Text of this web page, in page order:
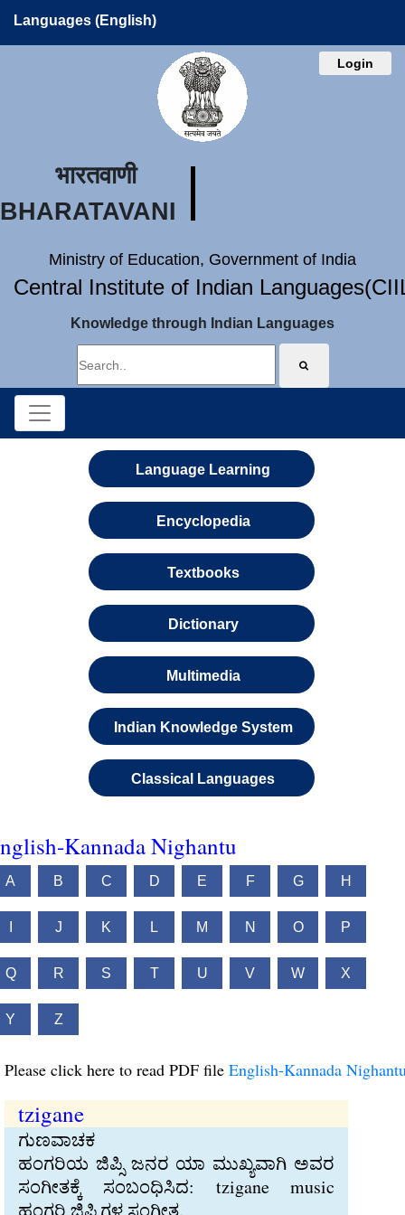
Languages (English)
Login
भारतवाणी
BHARATAVANI
Ministry of Education, Government of India
Central Institute of Indian
Knowledge through Indian Languages
Language Learning
Encyclopedia
Textbooks
Dictionary
Multimedia
Indian Knowledge System
Classical Languages
Kannada Nighantu
A B C D E F G H
J K L M N O P
Q R S T U V W X
Y Z
Please click here to read PDF file English-Kannada
tzigane
ಗುಣವಾಚಕ
ಹಂಗರಿಯ ಜಿಪ್ಸಿ ಜನರ ಯಾ ಮುಖ್ಯವಾಗಿ ಅವರ
ಸಂಗೀತಕ್ಕೆ ಸಂಬಂಧಿಸಿದ: tzigane music
ಹಂಗರಿ ಜಿಪ್ಸಿಗಳ ಸಂಗೀತ.